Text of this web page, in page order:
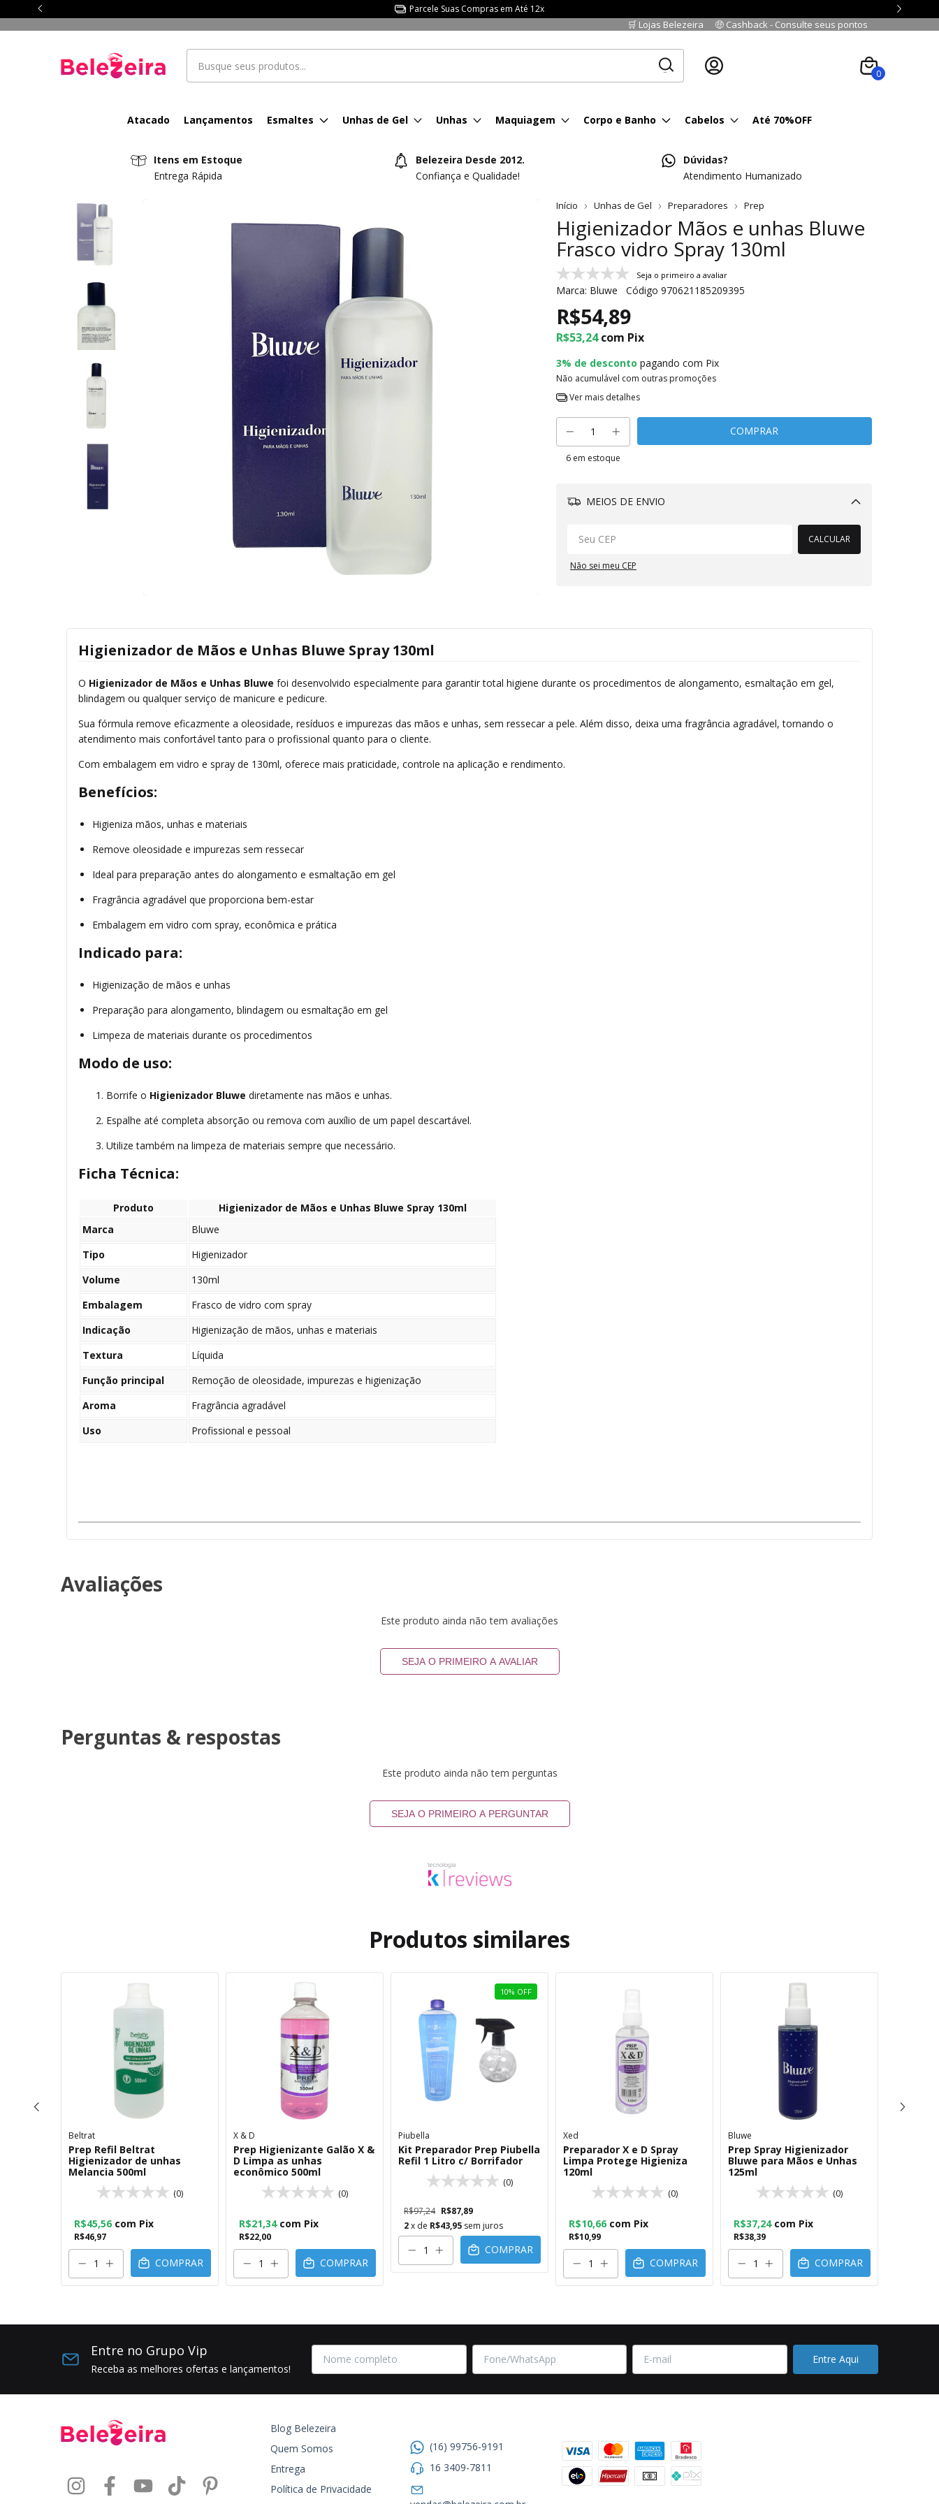
Parcele Suas Compras em Até 12x
🛒 Lojas Belezeira 🤑 Cashback - Consulte seus pontos
0
Atacado Lançamentos Esmaltes Unhas de Gel Unhas Maquiagem Corpo e Banho Cabelos Até 70%OFF
Itens em Estoque
Entrega Rápida
Belezeira Desde 2012.
Confiança e Qualidade!
Dúvidas?
Atendimento Humanizado
Início Unhas de Gel Preparadores Prep
Higienizador Mãos e unhas Bluwe
Frasco vidro Spray 130ml
Seja o primeiro a avaliar
Marca: Bluwe Código 970621185209395
R$54,89
R$53,24com Pix
3% de desconto pagando com Pix
Não acumulável com outras promoções
Ver mais detalhes
6em estoque
MEIOS DE ENVIO
Alterar CEP
CALCULAR
Não sei meu CEP
Higienizador de Mãos e Unhas Bluwe Spray 130ml
O Higienizador de Mãos e Unhas Bluwe foi desenvolvido especialmente para garantir total higiene durante os procedimentos de alongamento, esmaltação em gel,
blindagem ou qualquer serviço de manicure e pedicure.
Sua fórmula remove eficazmente a oleosidade, resíduos e impurezas das mãos e unhas, sem ressecar a pele. Além disso, deixa uma fragrância agradável, tornando o
atendimento mais confortável tanto para o profissional quanto para o cliente.
Com embalagem em vidro e spray de 130ml, oferece mais praticidade, controle na aplicação e rendimento.
Benefícios:
Higieniza mãos, unhas e materiais
Remove oleosidade e impurezas sem ressecar
Ideal para preparação antes do alongamento e esmaltação em gel
Fragrância agradável que proporciona bem-estar
Embalagem em vidro com spray, econômica e prática
Indicado para:
Higienização de mãos e unhas
Preparação para alongamento, blindagem ou esmaltação em gel
Limpeza de materiais durante os procedimentos
Modo de uso:
Borrife o Higienizador Bluwe diretamente nas mãos e unhas.
Espalhe até completa absorção ou remova com auxílio de um papel descartável.
Utilize também na limpeza de materiais sempre que necessário.
Ficha Técnica:
Produto
Higienizador de Mãos e Unhas Bluwe Spray 130ml
Marca
Bluwe
Tipo
Higienizador
Volume
130ml
Embalagem
Frasco de vidro com spray
Indicação
Higienização de mãos, unhas e materiais
Textura
Líquida
Função principal
Remoção de oleosidade, impurezas e higienização
Aroma
Fragrância agradável
Uso
Profissional e pessoal
Avaliações
Este produto ainda não tem avaliações
SEJA O PRIMEIRO A AVALIAR
Perguntas & respostas
Este produto ainda não tem perguntas
SEJA O PRIMEIRO A PERGUNTAR
Produtos similares
Beltrat
Prep Refil Beltrat
Higienizador de unhas
Melancia 500ml
(0)
R$46,97
R$45,56 com Pix
COMPRAR
X & D
Prep Higienizante Galão X &
D Limpa as unhas
econômico 500ml
(0)
R$22,00
R$21,34 com Pix
COMPRAR
10% OFF
Piubella
Kit Preparador Prep Piubella
Refil 1 Litro c/ Borrifador
(0)
R$97,24 R$87,89
2x de R$43,95 sem juros
COMPRAR
Xed
Preparador X e D Spray
Limpa Protege Higieniza
120ml
(0)
R$10,99
R$10,66 com Pix
COMPRAR
Bluwe
Prep Spray Higienizador
Bluwe para Mãos e Unhas
125ml
(0)
R$38,39
R$37,24 com Pix
COMPRAR
Entre no Grupo Vip
Receba as melhores ofertas e lançamentos!
Blog Belezeira
Quem Somos
Entrega
Política de Privacidade
(16) 99756-9191
16 3409-7811